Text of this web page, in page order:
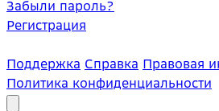
Забыли пароль?
Регистрация
Поддержка Справка Правовая
Политика конфиденциальности